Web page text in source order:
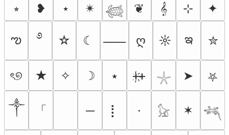
⭒ ❥ ⋆ ✴︎ 𓆉 ❦ 𝄞 ⊹ ✦
ఌ ࿔ ☆ ☾ ⸺ ღ ☼ ఇ ✮
ৎ୭ ★ ✧ ☽ ⭑ ᚐ҉ᚐ 𓇼 ➤ ⛧
༒ 「 ─ ⡇ ⸱ 𓃠 ✶
𓆈